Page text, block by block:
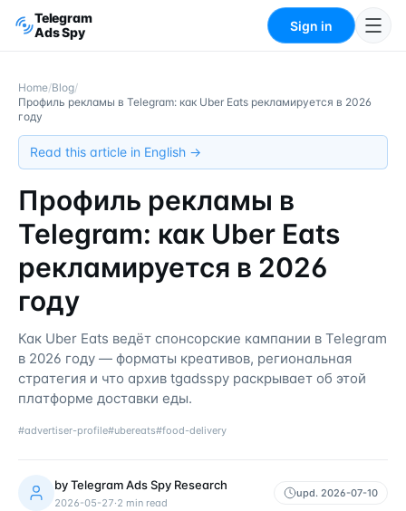
Telegram
Ads Spy
Sign in
Home/Blog/
Профиль рекламы в Telegram: как Uber Eats рекламируется в 2026
году
Read this article in English →
Профиль рекламы в
Telegram: как Uber Eats
рекламируется в 2026
году
Как Uber Eats ведёт спонсорские кампании в Telegram
в 2026 году — форматы креативов, региональная
стратегия и что архив tgadsspy раскрывает об этой
платформе доставки еды.
#advertiser-profile#ubereats#food-delivery
byTelegram Ads Spy Research
2026-05-27·2 min read
upd. 2026-07-10